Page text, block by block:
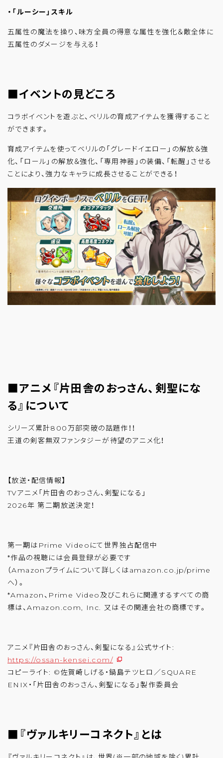
・「ルーシー」スキル
五属性の魔法を操り、味方全員の得意な属性を強化＆敵全体に
五属性のダメージを与える！
■イベントの見どころ
コラボイベントを遊ぶと、ベリルの育成アイテムを獲得すること
ができます。
育成アイテムを使ってベリルの「グレードイエロー」の解放＆強
化、「ロール」の解放＆強化、「専用神器」の装備、「転醒」させる
ことにより、強力なキャラに成長させることができる！
■アニメ『片田舎のおっさん、剣聖にな
る』について
シリーズ累計800万部突破の話題作！！
王道の剣客無双ファンタジーが待望のアニメ化！
【放送・配信情報】
TVアニメ「片田舎のおっさん、剣聖になる」
2026年 第二期放送決定！
第一期はPrime Videoにて世界独占配信中
*作品の視聴には会員登録が必要です
（Amazonプライムについて詳しくはamazon.co.jp/prime
へ）。
*Amazon、Prime Video及びこれらに関連するすべての商
標は、Amazon.com, Inc. 又はその関連会社の商標です。
アニメ『片田舎のおっさん、剣聖になる』公式サイト:
https://ossan-kensei.com/
コピーライト: ©佐賀崎しげる・鍋島テツヒロ／SQUARE
ENIX・「片田舎のおっさん、剣聖になる」製作委員会
■『ヴァルキリーコネクト』とは